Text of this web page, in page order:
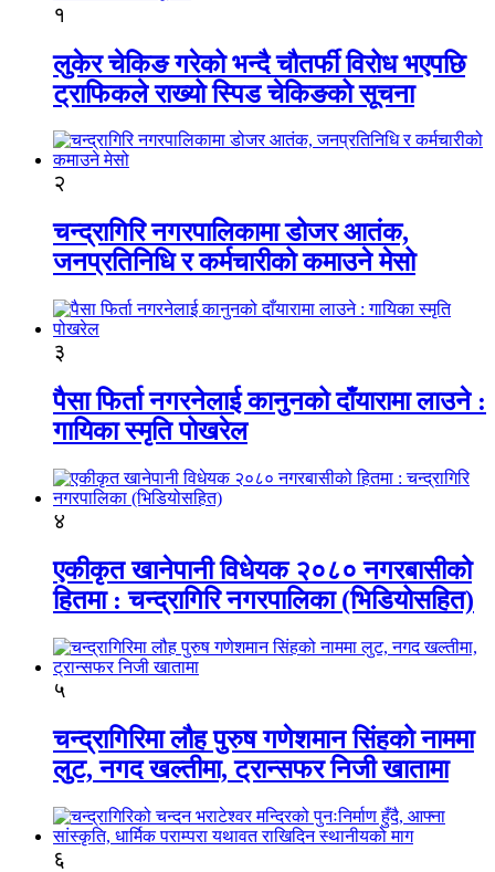
१
लुकेर चेकिङ गरेको भन्दै चौतर्फी विरोध भएपछि
ट्राफिकले राख्यो स्पिड चेकिङको सूचना
२
चन्द्रागिरि नगरपालिकामा डोजर आतंक,
जनप्रतिनिधि र कर्मचारीको कमाउने मेसो
३
पैसा फिर्ता नगरनेलाई कानुनको दाँयारामा लाउने :
गायिका स्‍मृति पोखरेल
४
एकीकृत खानेपानी विधेयक २०८० नगरबासीको
हितमा : चन्द्रागिरि नगरपालिका (भिडियोसहित)
५
चन्द्रागिरिमा लौह पुरुष गणेशमान सिंहको नाममा
लुट, नगद खल्तीमा, ट्रान्सफर निजी खातामा
६